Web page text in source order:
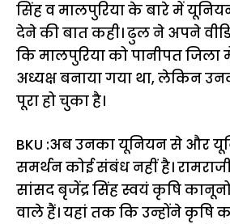
सिंह व मालपुरिया के बारे में यूनियन
देने की बात कही। ढुल ने अपने
कि मालपुरिया को पानीपत
अध्यक्ष बनाया गया था, लेकिन
पूरा हो चुका है।
BKU :अब उनका यूनियन से और
समर्थन कोई संबंध नहीं है।
सांसद बृजेंद्र सिंह स्वयं कृषि
वाले हैं। यहां तक कि उन्होंने कृषि